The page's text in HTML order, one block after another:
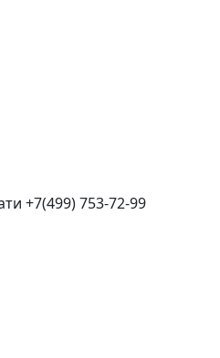
+7(499) 753-72-99